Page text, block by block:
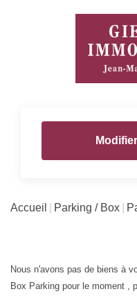
Accueil Parking / Box
Nous n'avons pas de biens à
Box Parking pour le moment ,